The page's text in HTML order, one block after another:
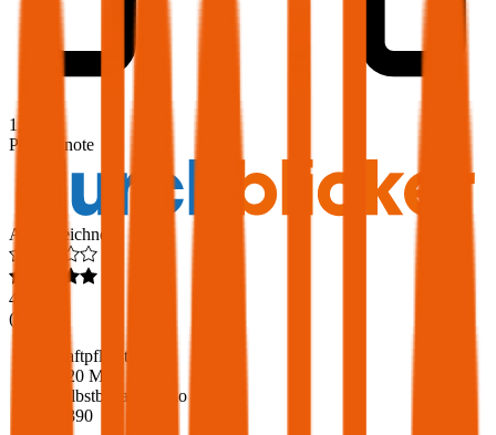
1,9
Produktnote
Ausgezeichnet
4,6
(
Haftpflicht
€ 20 Mio.
Selbstbehalt Kasko
€ 390